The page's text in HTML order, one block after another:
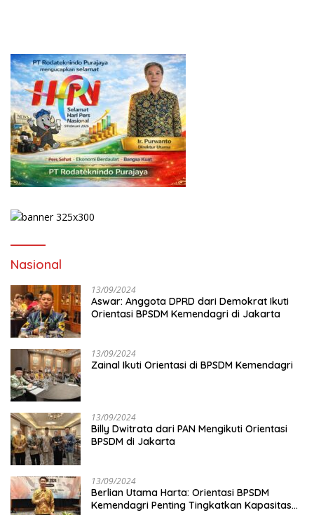
Nasional
13/09/2024
Aswar: Anggota DPRD dari Demokrat Ikuti
Orientasi BPSDM Kemendagri di Jakarta
13/09/2024
Zainal Ikuti Orientasi di BPSDM Kemendagri
13/09/2024
Billy Dwitrata dari PAN Mengikuti Orientasi
BPSDM di Jakarta
13/09/2024
Berlian Utama Harta: Orientasi BPSDM
Kemendagri Penting Tingkatkan Kapasitas